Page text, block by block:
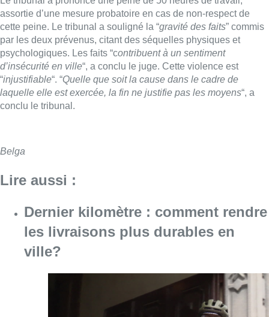
assortie d’une mesure probatoire en cas de non-respect de
cette peine. Le tribunal a souligné la “gravité des faits” commis
par les deux prévenus, citant des séquelles physiques et
psychologiques. Les faits “contribuent à un sentiment
d’insécurité en ville“, a conclu le juge. Cette violence est
“injustifiable“. “Quelle que soit la cause dans le cadre de
laquelle elle est exercée, la fin ne justifie pas les moyens“, a
conclu le tribunal.
Belga
Lire aussi :
Dernier kilomètre : comment rendre
les livraisons plus durables en
ville?